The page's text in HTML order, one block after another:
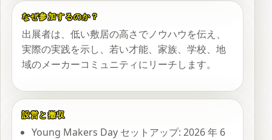
なぜ参加するのか？
出展者は、低い敷居の高さでノウハウを伝え、
実際の実践を示し、若い才能、家族、学校、地
域のメーカーコミュニティにリーチします。
設営と撤収
Young Makers Day セットアップ: 2026 年 6